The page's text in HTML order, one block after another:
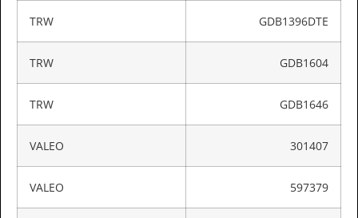
TRW GDB1396DTE
TRW GDB1604
TRW GDB1646
VALEO 301407
VALEO 597379